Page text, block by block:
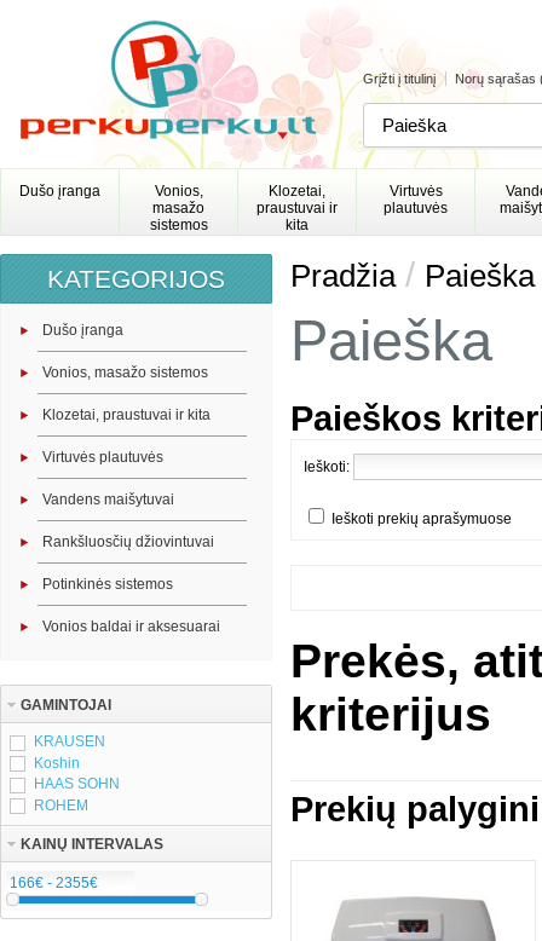
Grįžti į titulinį Norų sąrašas
Dušo įranga
Vonios,
masažo
sistemos
Klozetai,
praustuvai ir
kita
Virtuvės
plautuvės
KATEGORIJOS
Dušo įranga
Vonios, masažo sistemos
Klozetai, praustuvai ir kita
Virtuvės plautuvės
Vandens maišytuvai
Rankšluosčių džiovintuvai
Potinkinės sistemos
Vonios baldai ir aksesuarai
GAMINTOJAI
KRAUSEN
Koshin
HAAS SOHN
ROHEM
KAINŲ INTERVALAS
Pradžia/ Paieška
Paieška
Paieškos
Ieškoti:
Ieškoti prekių aprašymuose
Prekės,
kriterijus
Prekių